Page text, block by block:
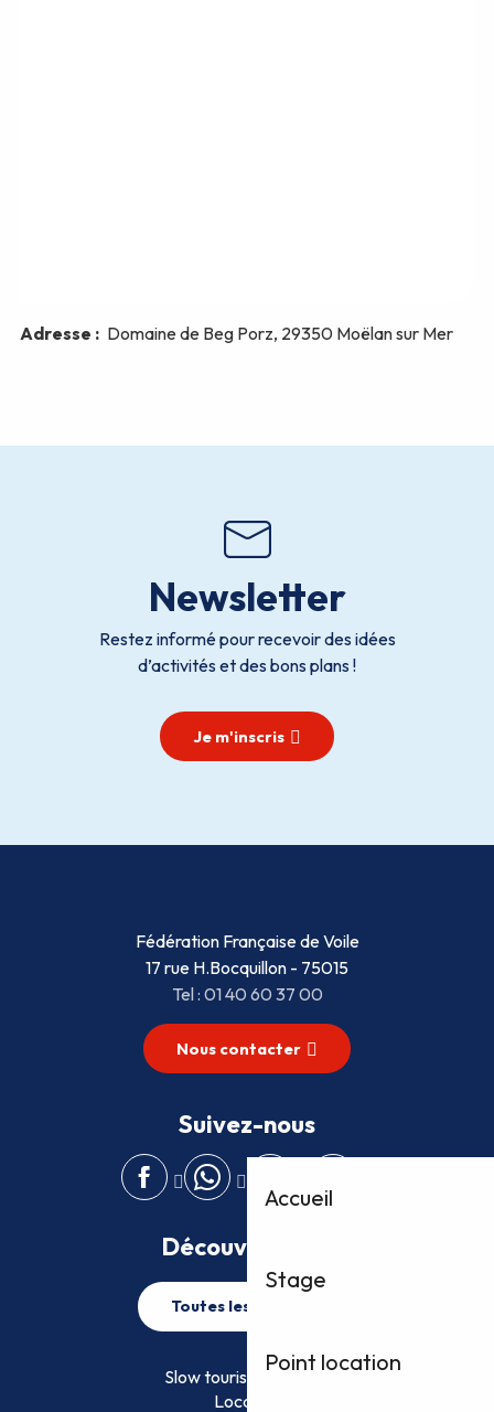
Accueil
Stage
Point location
Newsletter
Restez informé pour recevoir des idées
d’activités et des bons plans !
Je m'inscris
Fédération Française de Voile
17 rue H.Bocquillon - 75015
Tel : 01 40 60 37 00
Nous contacter
Suivez-nous
Découvrez plus
Toutes les activités
Slow tourisme FFVoile
Location